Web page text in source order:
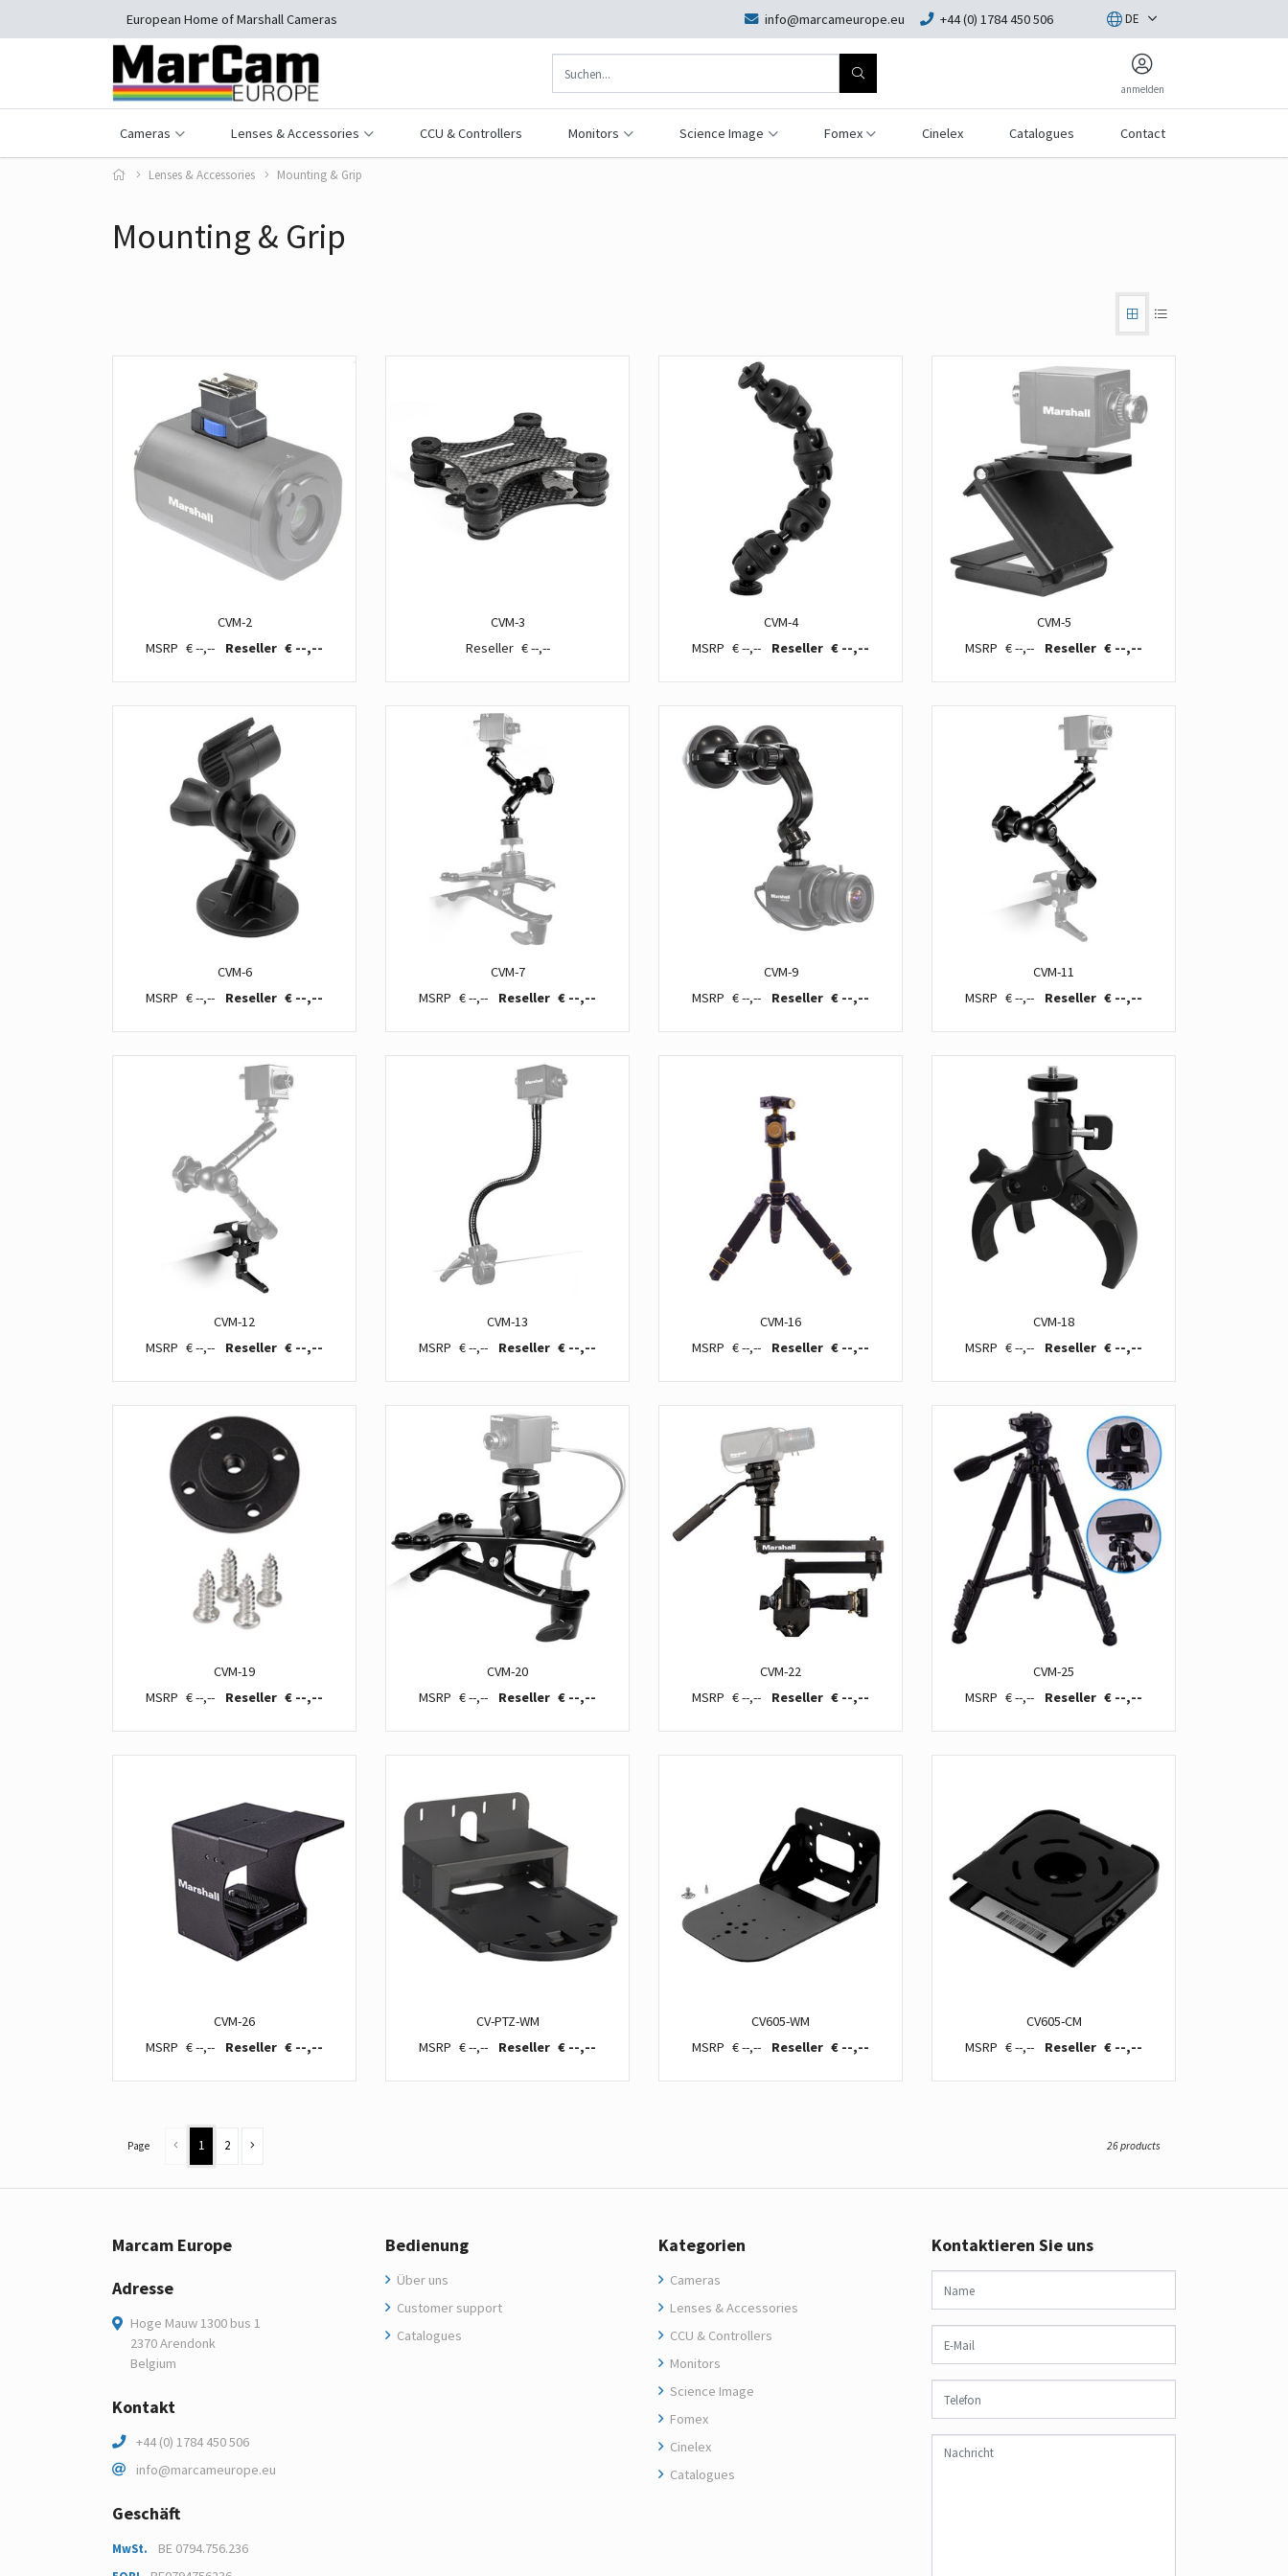
European Home of Marshall Cameras info@marcameurope.eu +44 (0) 1784 450 506 DE
anmelden
Cameras Lenses & Accessories CCU & Controllers Monitors Science Image Fomex Cinelex Catalogues Contact
Lenses & Accessories Mounting & Grip
Mounting & Grip
CVM-2
€ --,--
€ --,--
CVM-3
€ --,--
CVM-4
€ --,--
€ --,--
CVM-5
€ --,--
€ --,--
CVM-6
€ --,--
€ --,--
CVM-7
€ --,--
€ --,--
CVM-9
€ --,--
€ --,--
CVM-11
€ --,--
€ --,--
CVM-12
€ --,--
€ --,--
CVM-13
€ --,--
€ --,--
CVM-16
€ --,--
€ --,--
CVM-18
€ --,--
€ --,--
CVM-19
€ --,--
€ --,--
CVM-20
€ --,--
€ --,--
CVM-22
€ --,--
€ --,--
CVM-25
€ --,--
€ --,--
CVM-26
€ --,--
€ --,--
CV-PTZ-WM
€ --,--
€ --,--
CV605-WM
€ --,--
€ --,--
CV605-CM
€ --,--
€ --,--
Page 1 2 26 products
Marcam Europe
Adresse
Hoge Mauw 1300 bus 1
2370 Arendonk
Belgium
Kontakt
+44 (0) 1784 450 506
info@marcameurope.eu
Geschäft
MwSt. BE 0794.756.236
Bedienung
Über uns
Customer support
Catalogues
Kategorien
Cameras
Lenses & Accessories
CCU & Controllers
Monitors
Science Image
Fomex
Cinelex
Catalogues
Kontaktieren Sie uns